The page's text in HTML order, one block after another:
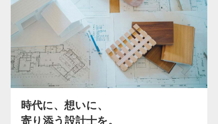
時代に、想いに、
寄り添う設計士を。